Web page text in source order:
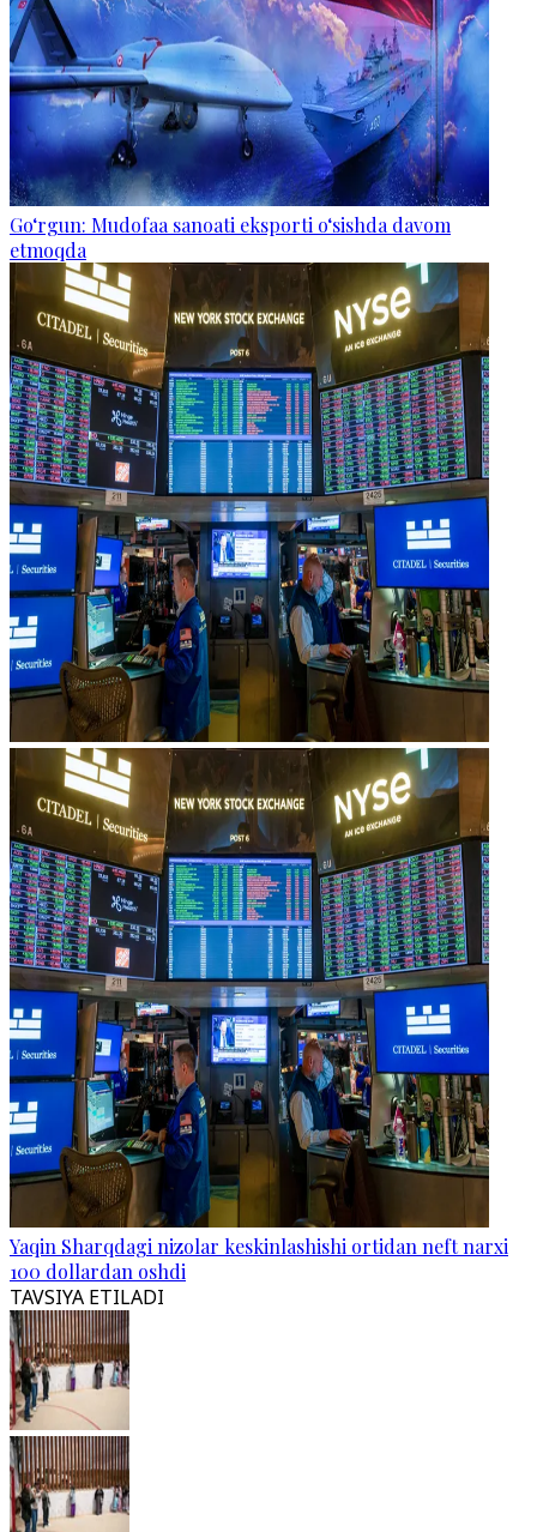
Go‘rgun: Mudofaa sanoati eksporti o‘sishda davom
etmoqda
Yaqin Sharqdagi nizolar keskinlashishi ortidan neft narxi
100 dollardan oshdi
TAVSIYA ETILADI